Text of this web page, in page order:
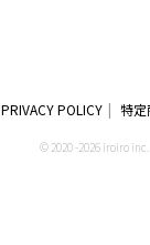
PRIVACY POLICY 特定
© 2020 -2026 iroiro inc.